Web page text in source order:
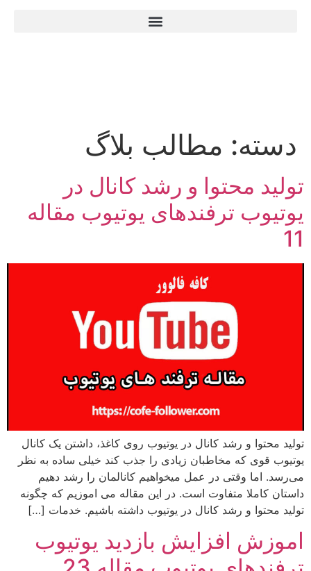
دسته: مطالب بلاگ
تولید محتوا و رشد کانال در
یوتیوب ترفندهای یوتیوب مقاله
11
تولید محتوا و رشد کانال در یوتیوب روی کاغذ، داشتن یک کانال
یوتیوب قوی که مخاطبان زیادی را جذب کند خیلی ساده به نظر
می‌رسد. اما وقتی در عمل میخواهیم کانالمان را رشد دهیم
داستان کاملا متفاوت است. در این مقاله می اموزیم که چگونه
تولید محتوا و رشد کانال در یوتیوب داشته باشیم. خدمات […]
اموزش افزایش بازدید یوتیوب